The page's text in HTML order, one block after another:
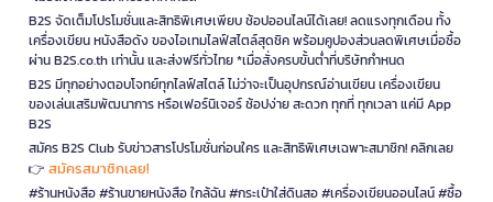
B2S จัดเต็มโปรโมชั่นและสิทธิพิเศษเพียบ ช้อปออนไลน์ได้เลย! ลดแรงทุกเดือน ทั้ง
เครื่องเขียน หนังสือดัง ของไอเทมไลฟ์สไตล์สุดชิค พร้อมคูปองส่วนลดพิเศษเมื่อซื้อ
ผ่าน B2S.co.th เท่านั้น และส่งฟรีทั่วไทย *เมื่อสั่งครบขั้นต่ำที่บริษัทกำหนด
B2S มีทุกอย่างตอบโจทย์ทุกไลฟ์สไตล์ ไม่ว่าจะเป็นอุปกรณ์อ่านเขียน เครื่องเขียน
ของเล่นเสริมพัฒนาการ หรือเฟอร์นิเจอร์ ช้อปง่าย สะดวก ทุกที่ ทุกเวลา แค่มี App
B2S
สมัคร B2S Club รับข่าวสารโปรโมชั่นก่อนใคร และสิทธิพิเศษเฉพาะสมาชิก! คลิกเลย
👉 สมัครสมาชิกเลย!
#ร้านหนังสือ #ร้านขายหนังสือ ใกล้ฉัน #กระเป๋าใส่ดินสอ #เครื่องเขียนออนไลน์ #ซื้อ